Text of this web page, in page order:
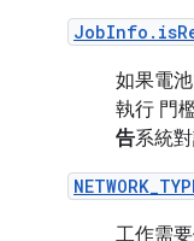
如果電
執行 門
告系統對
工作需